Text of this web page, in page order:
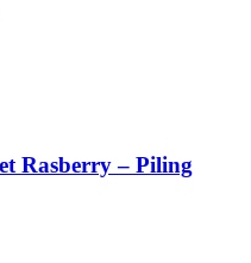
Rasberry – Piling